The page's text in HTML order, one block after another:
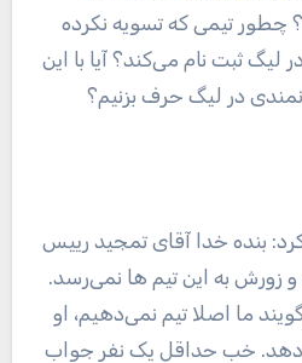
چطور تیمی که تسویه نکرده
لیگ ثبت نام می‌کند؟ آیا با این
در لیگ حرف بزنیم؟
بنده خدا آقای تمجید رییس
زورش به این تیم ها نمی‌رسد.
ما اصلا تیم نمی‌دهیم، او
دهد. خب حداقل یک نفر جواب